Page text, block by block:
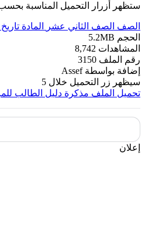
ستظهر أزرار التحميل المناسبة بحسب
الصف الصف الثاني عشر المادة تاريخ
الحجم 5.2MB
المشاهدات 8,742
رقم الملف 3150
إضافة بواسطة Assef
سيظهر زر التحميل خلال 5
تحميل الملف مذكرة دليل الطالب
إعلان